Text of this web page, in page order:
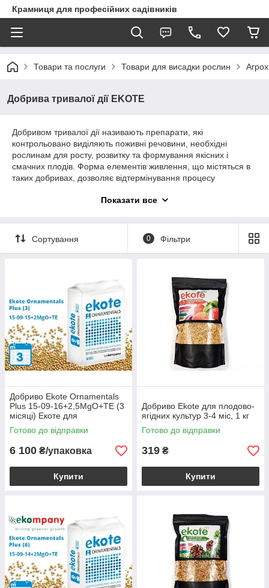
Крамниця для професійних садівників
Товари та послуги Товари для висадки рослин
Добрива тривалої дії EKOTE
Добривом тривалої дії називають препарати, які
контрольовано виділяють поживні речовини, необхідні
рослинам для росту, розвитку та формування якісних і
смачних плодів. Форма елементів живлення, що містяться в
таких добривах, дозволяє відтермінування процесу
стільки поживних речовин, скільки їм потрібно в конкретний
Показати все
Сортування 0 Фільтри
Добриво Ekote Ornamentals
Plus 15-09-16+2,5MgO+TE (3
місяці) Екоте для
контейнерних рослин, 25 кг
Готово до відправки
6 100 ₴/упаковка
Купити
Добриво Еkote для плодово-
ягідних культур 3-4 міс, 1 кг
Готово до відправки
319 ₴
Купити